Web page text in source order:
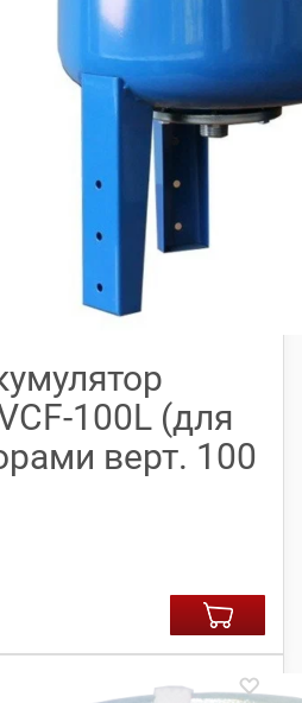
100L (для
верт. 100